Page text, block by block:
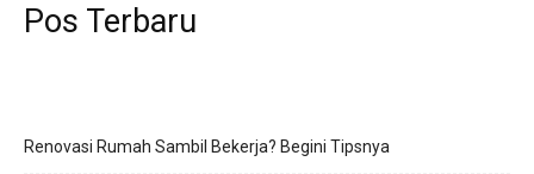
Pos Terbaru
Renovasi Rumah Sambil Bekerja? Begini Tipsnya